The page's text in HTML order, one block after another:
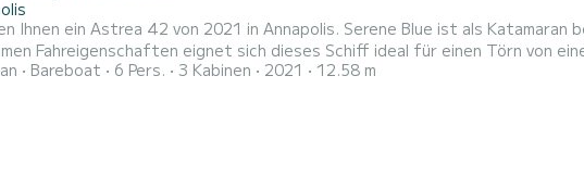
Ihnen ein Astrea 42 von 2021 in Annapolis. Serene Blue ist als
Fahreigenschaften eignet sich dieses Schiff ideal für einen Törn von
Törn auf diesem Katamaran mit 13 Metern Länge verbringen? Sie
Bareboat 6 Pers. 3 Kabinen 2021 12.58 m